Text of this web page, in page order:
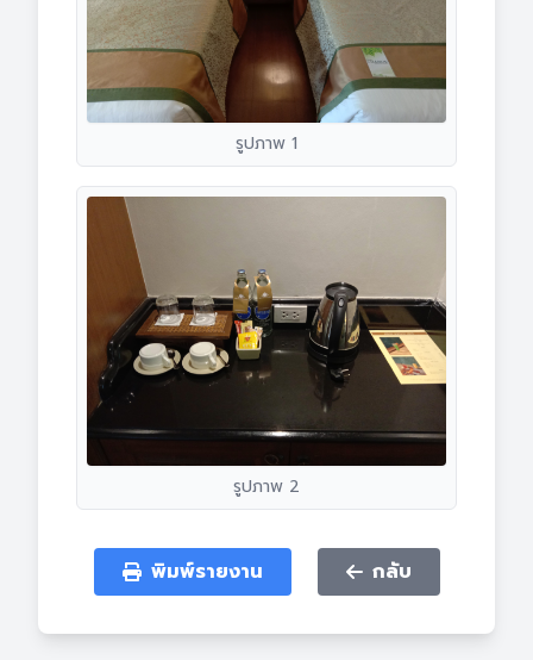
รูปภาพ 1
รูปภาพ 2
พิมพ์รายงาน กลับ